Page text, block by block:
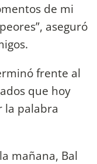
de mi
aseguró
frente al
que hoy
la palabra
mañana, Bal